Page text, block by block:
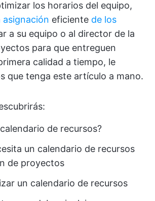
los horarios del equipo,
asignación eficiente de los
a su equipo o al director de la
para que entreguen
calidad a tiempo, le
que tenga este artículo a mano.
de recursos?
un calendario de recursos
de proyectos
un calendario de recursos